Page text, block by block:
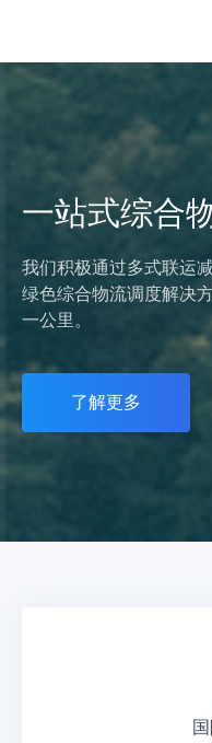
一站式综合
我们积极通过多式联运
绿色综合物流调度解决
一公里。
了解更多